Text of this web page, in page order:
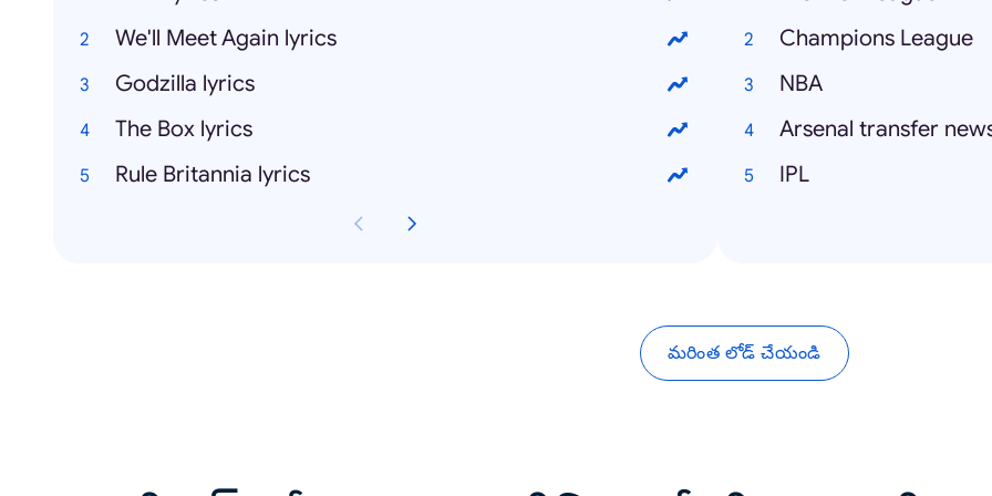
We'll Meet Again lyrics
Godzilla lyrics
The Box lyrics
Rule Britannia lyrics
Champions League
NBA
Arsenal transfer
IPL
మరింత లోడ్ చేయండి